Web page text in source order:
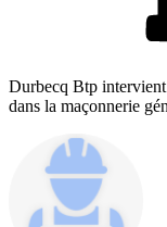
Durbecq Btp intervient
dans la maçonnerie